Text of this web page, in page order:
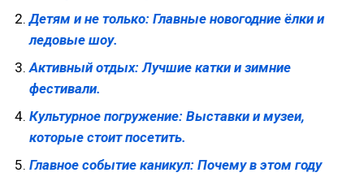
Детям и не только: Главные новогодние ёлки и
ледовые шоу.
Активный отдых: Лучшие катки и зимние
фестивали.
Культурное погружение: Выставки и музеи,
которые стоит посетить.
Главное событие каникул: Почему в этом году